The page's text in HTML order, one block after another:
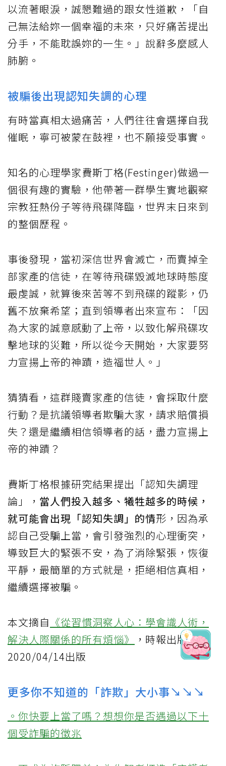
以流著眼淚，誠懇難過的跟女性道歉，「自
己無法給妳一個幸福的未來，只好痛苦提出
分手，不能耽誤妳的一生。」說辭多麼感人
肺腑。
被騙後出現認知失調的心理
有時當真相太過痛苦，人們往往會選擇自我
催眠，寧可被蒙在鼓裡，也不願接受事實。
知名的心理學家費斯丁格(Festinger)做過一
個很有趣的實驗，他帶著一群學生實地觀察
宗教狂熱份子等待飛碟降臨，世界末日來到
的整個歷程。
事後發現，當初深信世界會滅亡，而賣掉全
部家產的信徒，在等待飛碟毀滅地球時態度
最虔誠，就算後來苦等不到飛碟的蹤影，仍
舊不放棄希望；直到領導者出來宣布：「因
為大家的誠意感動了上帝，以致化解飛碟攻
擊地球的災難，所以從今天開始，大家要努
力宣揚上帝的神蹟，造福世人。」
猜猜看，這群賤賣家產的信徒，會採取什麼
行動？是抗議領導者欺騙大家，請求賠償損
失？還是繼續相信領導者的話，盡力宣揚上
帝的神蹟？
費斯丁格根據研究結果提出「認知失調理
論」， 當人們投入越多、犧牲越多的時候，
就可能會出現「認知失調」的情形，因為承
認自己受騙上當，會引發強烈的心理衝突，
導致巨大的緊張不安，為了消除緊張，恢復
平靜，最簡單的方式就是，拒絕相信真相，
繼續選擇被騙。
本文摘自 《從習慣洞察人心：學會識人術，
解決人際關係的所有煩惱》
，時報出版
2020/04/14出版
更多你不知道的「詐欺」大小事↘↘↘
。你快要上當了嗎？想想你是否遇過以下十
個受詐騙的徵兆